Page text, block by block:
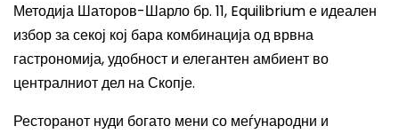
Методија Шаторов-Шарло бр. 11, Equilibrium е идеален
избор за секој кој бара комбинација од врвна
гастрономија, удобност и елегантен амбиент во
централниот дел на Скопје.
Ресторанот нуди богато мени со меѓународни и